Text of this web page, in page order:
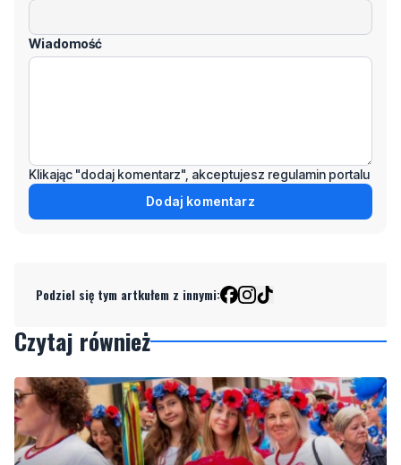
Wiadomość
Klikając "dodaj komentarz", akceptujesz regulamin portalu
Dodaj komentarz
Podziel się tym artkułem z innymi:
Czytaj również